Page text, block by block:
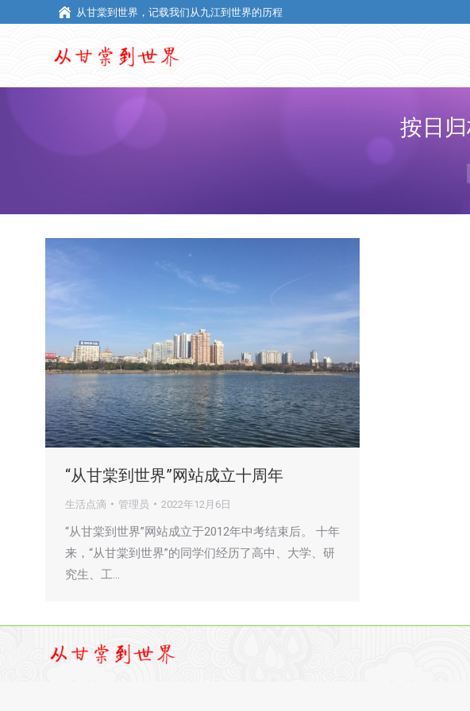
从甘棠到世界，记载我们从九江到世界的历程
按日归
“从甘棠到世界”网站成立十周年
生活点滴 管理员 2022年12月6日
“从甘棠到世界”网站成立于2012年中考结束后。 十年
来，“从甘棠到世界”的同学们经历了高中、大学、研
究生、工…
从甘棠到世界，记载我们从九江到世界的历程